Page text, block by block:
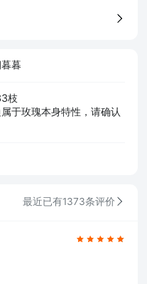
暮
枝
于玫瑰本身特性，请确认
最近已有1373条评价